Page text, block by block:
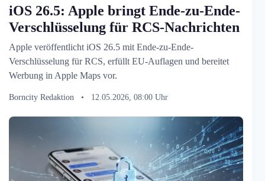
iOS 26.5: Apple bringt Ende-zu-Ende-
Verschlüsselung für RCS-Nachrichten
Apple veröffentlicht iOS 26.5 mit Ende-zu-Ende-
Verschlüsselung für RCS, erfüllt EU-Auflagen und bereitet
Werbung in Apple Maps vor.
Borncity Redaktion • 12.05.2026, 08:00 Uhr